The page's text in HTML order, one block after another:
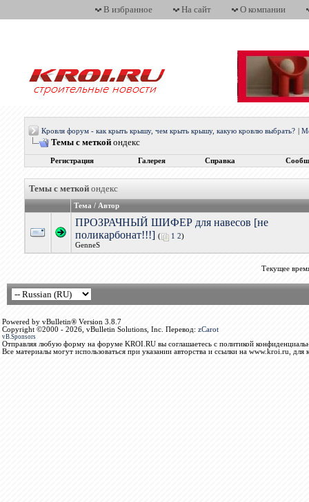
В избранное На сайт О компании
Кровля форум - как крыть крышу, чем крыть крышу, какую кровлю выбрать?
Темы с меткой ондекс
Регистрация Галерея Справка
Темы с меткой ондекс
Тема / Автор
ПРОЗРАЧНЫЙ ШИФЕР для навесов [не
поликарбонат!!!] ( 1 2)
GenneS
Текущее
Powered by vBulletin® Version 3.8.7
Copyright ©2000 - 2026, vBulletin Solutions, Inc. Перевод: zCarot
vB.Sponsors
Отправляя любую форму на форуме KROI.RU вы соглашаетесь с политикой
Все материалы могут использоваться при указании авторства и ссылки на www.kroi.ru, для